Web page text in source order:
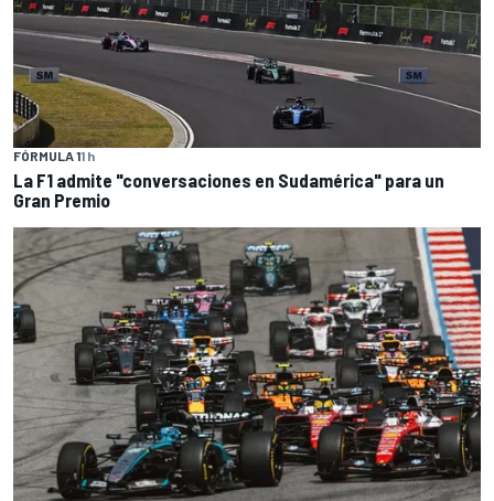
FÓRMULA 11 h
La F1 admite "conversaciones en Sudamérica" para un
Gran Premio